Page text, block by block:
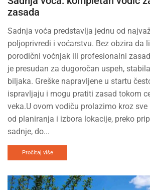
zasada
Sadnja voća predstavlja jednu od
poljoprivredi i voćarstvu. Bez obzira da
porodični voćnjak ili profesionalni
je presudan za dugoročan uspeh,
biljaka. Greške napravljene u startu
ispravljaju i mogu pratiti zasad tokom
veka.U ovom vodiču prolazimo kroz
od planiranja i izbora lokacije, preko
sadnje, do...
Pročitaj više